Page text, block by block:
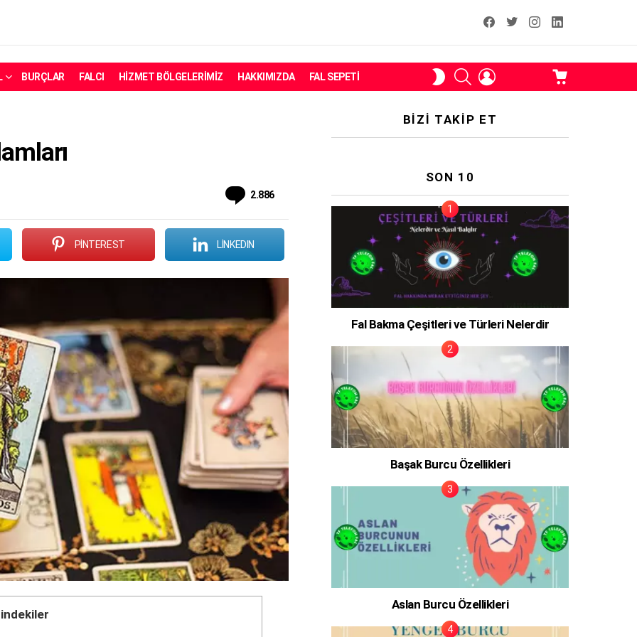
facebook
T instagramLinkedin Fal
BURÇLAR FALCI HIZMET BÖLGELERIMIZ HAKKIMIZDA FAL SEPETI
SKIN
ANAHTARI
ARAMA
2.886
PINTEREST LINKEDIN
BIZI TAKIP ET
SON 10
Fal Bakma Çeşitleri ve Türleri Nelerdir
Başak Burcu Özellikleri
Aslan Burcu Özellikleri